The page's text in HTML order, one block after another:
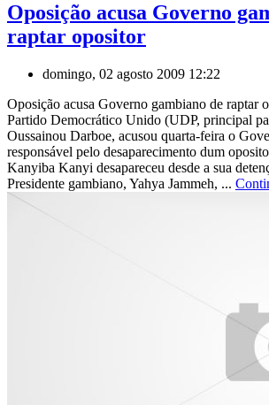
Oposição acusa Governo
raptar opositor
domingo, 02 agosto 2009 12:22
Oposição acusa Governo gambiano de raptar
Partido Democrático Unido (UDP, principal
Oussainou Darboe, acusou quarta-feira o
responsável pelo desaparecimento dum
Kanyiba Kanyi desapareceu desde a sua
Presidente gambiano, Yahya Jammeh, ...